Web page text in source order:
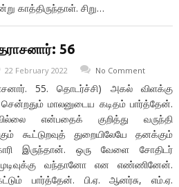
காத்திருந்தாள். சிறு…
56
22 February 2022 No Comment
55. தொடர்ச்சி) அகல் விளக்கு
மாலனுடைய கடிதம் பார்த்தேன்.
என்பதைக் குறித்து வருந்தி
கூட்டுறவுத் துறையிலேயே தனக்கும்
இருந்தான். ஒரு வேளை சோதிடர்
வந்தானோ என எண்ணினேன்.
பார்த்தேன். பி.ஏ. ஆனர்சு, எம்.ஏ.